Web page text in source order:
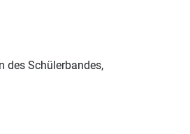
des Schülerbandes,